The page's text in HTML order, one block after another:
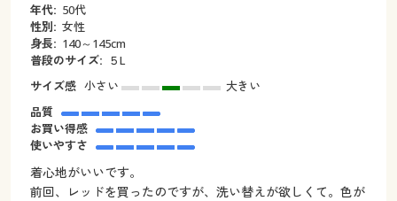
年代: 50代
性別: 女性
身長: 140～145cm
普段のサイズ: ５L
サイズ感 小さい
大きい
品質
お買い得感
使いやすさ
着心地がいいです。
前回、レッドを買ったのですが、洗い替えが欲しくて。色が